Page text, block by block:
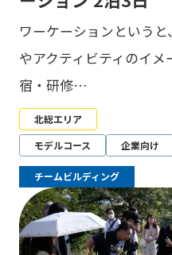
ワーケーションという
やアクティビティのイ
宿・研修…
北総エリア
モデルコース
企業向け
チームビルディング